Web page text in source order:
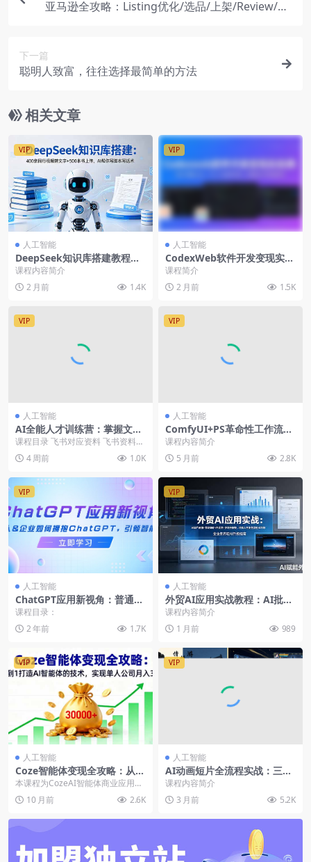
亚马逊全攻略：Listing优化/选品/上架/Review/PP
下一篇
聪明人致富，往往选择最简单的方法
相关文章
VIP
人工智能
DeepSeek知识库搭建教程：
短视频批量采集+电子书上
传，大幅提升学习与工作效率
课程内容简介
2 月前
1.4K
VIP
人工智能
CodexWeb软件开发变现实战
课：7天零基础入门，从工具
开发到软件变现全链路，不是
学代码是做出能交付的软件
课程简介
2 月前
1.5K
VIP
人工智能
AI全能人才训练营：掌握文案
+图像+视频+PPT+数字人+工
课程目录 飞书对应资料 飞书资料复
制链接到浏览器打开看.txt 第7课:PP
T制...4 周前 1.0K
VIP
人工智能
ComfyUI+PS革命性工作流课
程：零基础也能玩转AI绘画，
课程内容简介
5 月前
2.8K
VIP
人工智能
ChatGPT应用新视角：普通人
&企业如何拥抱ChatGPT，引
领智能潮流
课程目录：
2 年前
1.7K
VIP
人工智能
外贸AI应用实战教程：AI批量
做产品图+市场调研+开发信
+多语种视频，提升获客效率
课程内容简介
1 月前
989
VIP
人工智能
Coze智能体变现全攻略：从0
到1打造AI智能体的技术，实
现单人公司月入3万+
本课程为CozeAI智能体商业应用实
战课，系统覆盖从技术入门到商业
变现的全链路。...
10 月前 2.6K
VIP
人工智能
AI动画短片全流程实战：三类
风格（国风打斗/水墨/游戏宣
发），附素材
课程内容简介
3 月前
5.2K